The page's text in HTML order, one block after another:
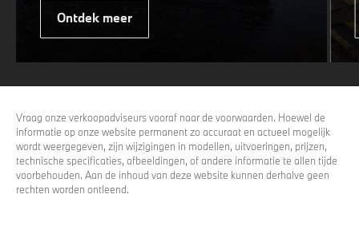
elegante look, onze winterwielen zijn
ontworpen om uw rijervaring te optimaliseren,
weersomstandigheden. Profiteer nu van15%
voordeel.
Ontdek meer
Vraag onze verkoopadviseurs vooraf naar de voorwaarden. Hoewel de
informatie op onze website permanent zo accuraat en actueel mogelijk
wordt weergegeven, zijn wijzigingen in modellen, uitvoeringen, prijzen,
technische specificaties, afbeeldingen, of andere informatie te allen tijde
voorbehouden. Aan de inhoud van deze website kunnen derhalve geen
rechten worden ontleend.